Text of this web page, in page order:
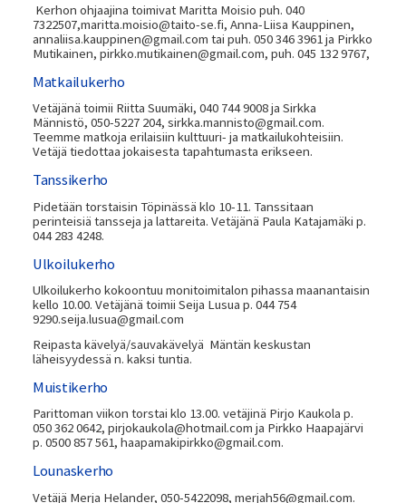
Kerhon ohjaajina toimivat Maritta Moisio puh. 040
7322507,maritta.moisio@taito-se.fi, Anna-Liisa Kauppinen,
annaliisa.kauppinen@gmail.com tai puh. 050 346 3961 ja Pirkko
Mutikainen, pirkko.mutikainen@gmail.com, puh. 045 132 9767,
Matkailukerho
Vetäjänä toimii Riitta Suumäki, 040 744 9008 ja Sirkka
Männistö, 050-5227 204, sirkka.mannisto@gmail.com.
Teemme matkoja erilaisiin kulttuuri- ja matkailukohteisiin.
Vetäjä tiedottaa jokaisesta tapahtumasta erikseen.
Tanssikerho
Pidetään torstaisin Töpinässä klo 10-11. Tanssitaan
perinteisiä tansseja ja lattareita. Vetäjänä Paula Katajamäki p.
044 283 4248.
Ulkoilukerho
Ulkoilukerho kokoontuu monitoimitalon pihassa maanantaisin
kello 10.00. Vetäjänä toimii Seija Lusua p. 044 754
9290.seija.lusua@gmail.com
Reipasta kävelyä/sauvakävelyä Mäntän keskustan
läheisyydessä n. kaksi tuntia.
Muistikerho
Parittoman viikon torstai klo 13.00. vetäjinä Pirjo Kaukola p.
050 362 0642, pirjokaukola@hotmail.com ja Pirkko Haapajärvi
p. 0500 857 561, haapamakipirkko@gmail.com.
Lounaskerho
Vetäjä Merja Helander, 050-5422098, merjah56@gmail.com.